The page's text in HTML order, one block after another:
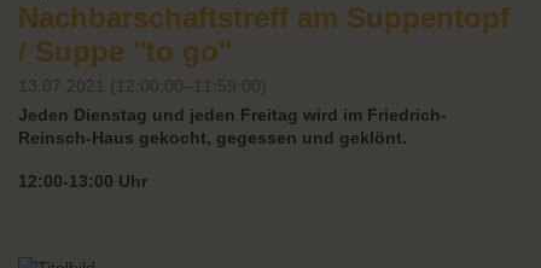
Nachbarschaftstreff am Suppentopf
/ Suppe "to go"
13.07.2021 (12:00:00–11:59:00)
Jeden Dienstag und jeden Freitag wird im Friedrich-
Reinsch-Haus gekocht, gegessen und geklönt.
12:00-13:00 Uhr